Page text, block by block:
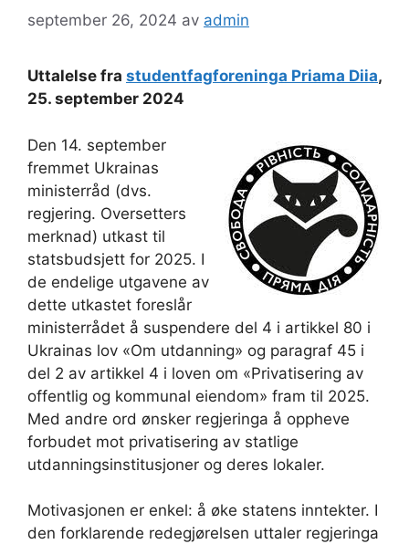
september 26, 2024 av admin
Uttalelse fra studentfagforeninga Priama Diia,
25. september 2024
Den 14. september
fremmet Ukrainas
ministerråd (dvs.
regjering. Oversetters
merknad) utkast til
statsbudsjett for 2025. I
de endelige utgavene av
dette utkastet foreslår
ministerrådet å suspendere del 4 i artikkel 80 i
Ukrainas lov «Om utdanning» og paragraf 45 i
del 2 av artikkel 4 i loven om «Privatisering av
offentlig og kommunal eiendom» fram til 2025.
Med andre ord ønsker regjeringa å oppheve
forbudet mot privatisering av statlige
utdanningsinstitusjoner og deres lokaler.
Motivasjonen er enkel: å øke statens inntekter. I
den forklarende redegjørelsen uttaler regjeringa